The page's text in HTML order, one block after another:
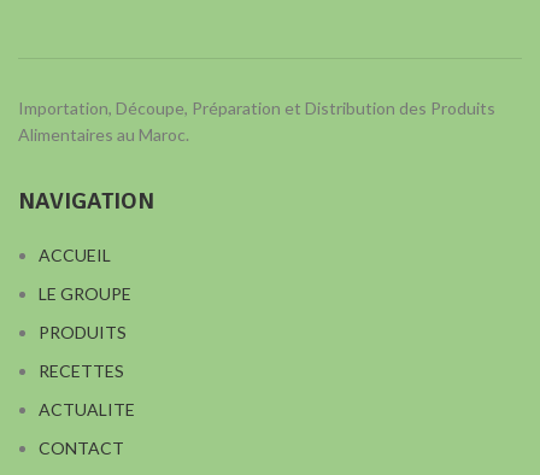
Importation, Découpe, Préparation et Distribution des Produits
Alimentaires au Maroc.
NAVIGATION
ACCUEIL
LE GROUPE
PRODUITS
RECETTES
ACTUALITE
CONTACT